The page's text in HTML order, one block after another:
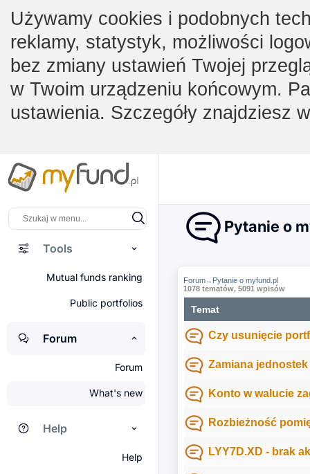
Używamy cookies i podobnych
reklamy, statystyk, możliwości
bez zmiany ustawień Twojej
w Twoim urządzeniu końcowym.
ustawienia. Szczegóły znajdziesz
Tools
Mutual funds ranking
Public portfolios
Forum
Forum
What's new
Help
Help
Pytanie o
Forum→ Pytanie o myfund.pl
1078 tematów, 5091 wpisów
Temat
Czy usunięcie
Zamiana
Konto w walucie
Rozbieżność
LYY7D.XD - brak